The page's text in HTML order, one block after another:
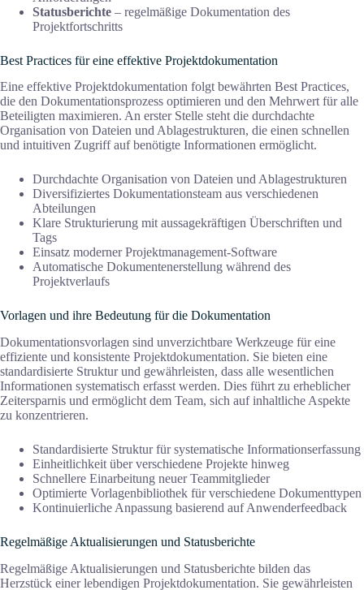
Statusberichte – regelmäßige Dokumentation des
Projektfortschritts
Best Practices für eine effektive Projektdokumentation
Eine effektive Projektdokumentation folgt bewährten Best Practices,
die den Dokumentationsprozess optimieren und den Mehrwert für alle
Beteiligten maximieren. An erster Stelle steht die durchdachte
Organisation von Dateien und Ablagestrukturen, die einen schnellen
und intuitiven Zugriff auf benötigte Informationen ermöglicht.
Durchdachte Organisation von Dateien und Ablagestrukturen
Diversifiziertes Dokumentationsteam aus verschiedenen
Abteilungen
Klare Strukturierung mit aussagekräftigen Überschriften und
Tags
Einsatz moderner Projektmanagement-Software
Automatische Dokumentenerstellung während des
Projektverlaufs
Vorlagen und ihre Bedeutung für die Dokumentation
Dokumentationsvorlagen sind unverzichtbare Werkzeuge für eine
effiziente und konsistente Projektdokumentation. Sie bieten eine
standardisierte Struktur und gewährleisten, dass alle wesentlichen
Informationen systematisch erfasst werden. Dies führt zu erheblicher
Zeitersparnis und ermöglicht dem Team, sich auf inhaltliche Aspekte
zu konzentrieren.
Standardisierte Struktur für systematische Informationserfassung
Einheitlichkeit über verschiedene Projekte hinweg
Schnellere Einarbeitung neuer Teammitglieder
Optimierte Vorlagenbibliothek für verschiedene Dokumenttypen
Kontinuierliche Anpassung basierend auf Anwenderfeedback
Regelmäßige Aktualisierungen und Statusberichte
Regelmäßige Aktualisierungen und Statusberichte bilden das
Herzstück einer lebendigen Projektdokumentation. Sie gewährleisten